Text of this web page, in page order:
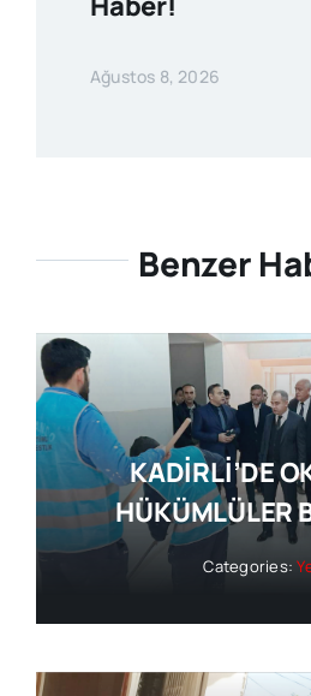
Ağustos 8, 2026
Benzer
KADİRLİ’DE
HÜKÜMLÜLER
Categories: